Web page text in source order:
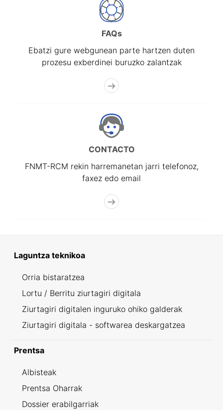
FAQs
Ebatzi gure webgunean parte hartzen duten
prozesu exberdinei buruzko zalantzak
CONTACTO
FNMT-RCM rekin harremanetan jarri telefonoz,
faxez edo email
Laguntza teknikoa
Orria bistaratzea
Lortu / Berritu ziurtagiri digitala
Ziurtagiri digitalen inguruko ohiko galderak
Ziurtagiri digitala - softwarea deskargatzea
Prentsa
Albisteak
Prentsa Oharrak
Dossier erabilgarriak